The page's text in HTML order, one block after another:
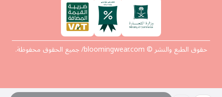
حقوق الطبع والنشر © bloomingwear.com/ جميع الحقوق محفوظة.